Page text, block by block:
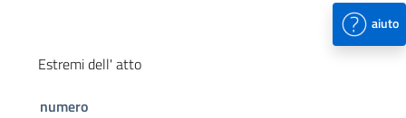
aiuto
Estremi dell' atto
numero